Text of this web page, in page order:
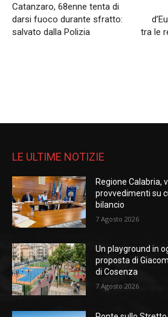
Catanzaro, 68enne tenta di
darsi fuoco durante sfratto:
salvato dalla Polizia
tra le
LE ULTIME NOTIZIE
Regione Calabria,
provvedimenti su
bilancio
7 Agosto 2026
Un playground in
proposta di
di Cosenza
7 Agosto 2026